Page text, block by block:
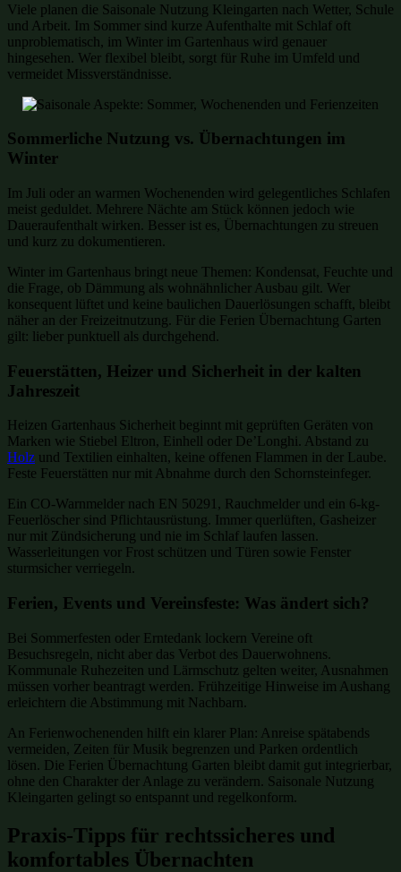
Viele planen die Saisonale Nutzung Kleingarten nach Wetter, Schule
und Arbeit. Im Sommer sind kurze Aufenthalte mit Schlaf oft
unproblematisch, im Winter im Gartenhaus wird genauer
hingesehen. Wer flexibel bleibt, sorgt für Ruhe im Umfeld und
vermeidet Missverständnisse.
Sommerliche Nutzung vs. Übernachtungen im
Winter
Im Juli oder an warmen Wochenenden wird gelegentliches Schlafen
meist geduldet. Mehrere Nächte am Stück können jedoch wie
Daueraufenthalt wirken. Besser ist es, Übernachtungen zu streuen
und kurz zu dokumentieren.
Winter im Gartenhaus bringt neue Themen: Kondensat, Feuchte und
die Frage, ob Dämmung als wohnähnlicher Ausbau gilt. Wer
konsequent lüftet und keine baulichen Dauerlösungen schafft, bleibt
näher an der Freizeitnutzung. Für die Ferien Übernachtung Garten
gilt: lieber punktuell als durchgehend.
Feuerstätten, Heizer und Sicherheit in der kalten
Jahreszeit
Heizen Gartenhaus Sicherheit beginnt mit geprüften Geräten von
Marken wie Stiebel Eltron, Einhell oder De’Longhi. Abstand zu
Holz und Textilien einhalten, keine offenen Flammen in der Laube.
Feste Feuerstätten nur mit Abnahme durch den Schornsteinfeger.
Ein CO-Warnmelder nach EN 50291, Rauchmelder und ein 6-kg-
Feuerlöscher sind Pflichtausrüstung. Immer querlüften, Gasheizer
nur mit Zündsicherung und nie im Schlaf laufen lassen.
Wasserleitungen vor Frost schützen und Türen sowie Fenster
sturmsicher verriegeln.
Ferien, Events und Vereinsfeste: Was ändert sich?
Bei Sommerfesten oder Erntedank lockern Vereine oft
Besuchsregeln, nicht aber das Verbot des Dauerwohnens.
Kommunale Ruhezeiten und Lärmschutz gelten weiter, Ausnahmen
müssen vorher beantragt werden. Frühzeitige Hinweise im Aushang
erleichtern die Abstimmung mit Nachbarn.
An Ferienwochenenden hilft ein klarer Plan: Anreise spätabends
vermeiden, Zeiten für Musik begrenzen und Parken ordentlich
lösen. Die Ferien Übernachtung Garten bleibt damit gut integrierbar,
ohne den Charakter der Anlage zu verändern. Saisonale Nutzung
Kleingarten gelingt so entspannt und regelkonform.
Praxis-Tipps für rechtssicheres und
komfortables Übernachten